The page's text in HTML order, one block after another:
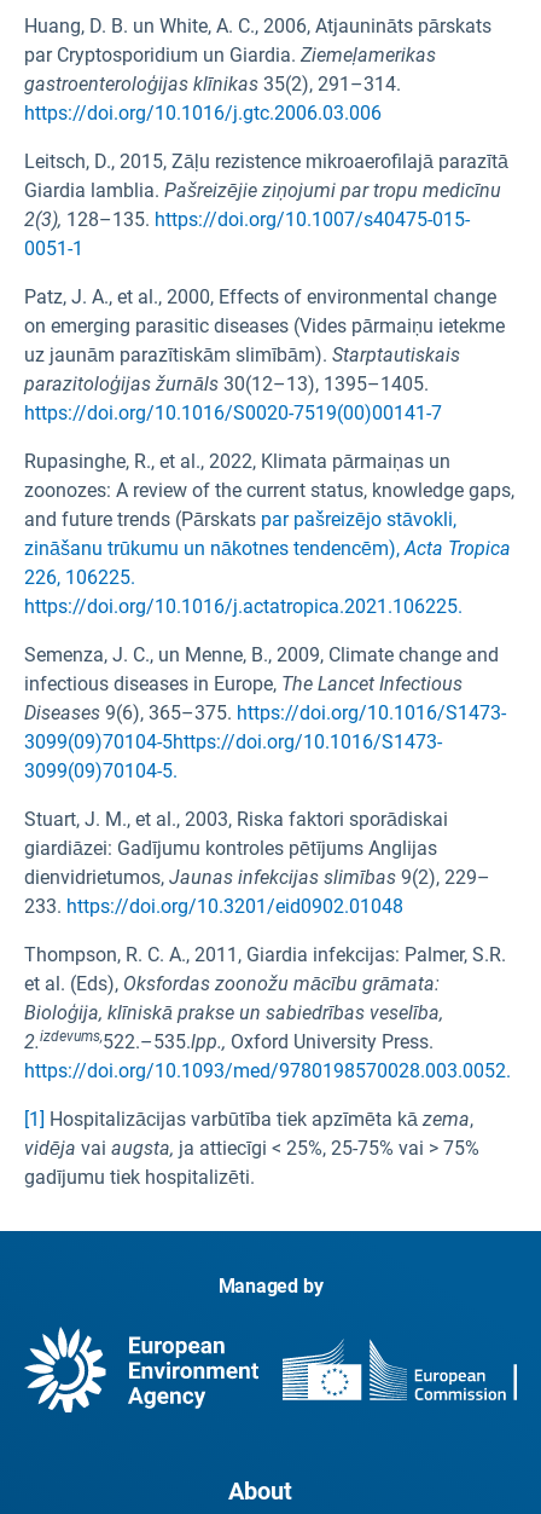
Huang, D. B. un White, A. C., 2006, Atjaunināts pārskats
par Cryptosporidium un Giardia. Ziemeļamerikas
gastroenteroloģijas klīnikas 35(2), 291–314.
https://doi.org/10.1016/j.gtc.2006.03.006
Leitsch, D., 2015, Zāļu rezistence mikroaerofilajā parazītā
Giardia lamblia. Pašreizējie ziņojumi par tropu medicīnu
2(3), 128–135. https://doi.org/10.1007/s40475-015-
0051-1
Patz, J. A., et al., 2000, Effects of environmental change
on emerging parasitic diseases (Vides pārmaiņu ietekme
uz jaunām parazītiskām slimībām). Starptautiskais
parazitoloģijas žurnāls 30(12–13), 1395–1405.
https://doi.org/10.1016/S0020-7519(00)00141-7
Rupasinghe, R., et al., 2022, Klimata pārmaiņas un
zoonozes: A review of the current status, knowledge gaps,
and future trends (Pārskats par pašreizējo stāvokli,
zināšanu trūkumu un nākotnes tendencēm),Acta Tropica
226, 106225.
https://doi.org/10.1016/j.actatropica.2021.106225.
Semenza, J. C., un Menne, B., 2009, Climate change and
infectious diseases in Europe, The Lancet Infectious
Diseases 9(6), 365–375. https://doi.org/10.1016/S1473-
3099(09)70104-5https://doi.org/10.1016/S1473-
3099(09)70104-5.
Stuart, J. M., et al., 2003, Riska faktori sporādiskai
giardiāzei: Gadījumu kontroles pētījums Anglijas
dienvidrietumos, Jaunas infekcijas slimības 9(2), 229–
233. https://doi.org/10.3201/eid0902.01048
Thompson, R. C. A., 2011, Giardia infekcijas: Palmer, S.R.
et al. (Eds), Oksfordas zoonožu mācību grāmata:
Bioloģija, klīniskā prakse un sabiedrības veselība,
2.izdevums,522.–535.lpp., Oxford University Press.
https://doi.org/10.1093/med/9780198570028.003.0052.
[1] Hospitalizācijas varbūtība tiek apzīmēta kā zema,
vidēja vai augsta, ja attiecīgi < 25%, 25-75% vai > 75%
gadījumu tiek hospitalizēti.
Managed by
About